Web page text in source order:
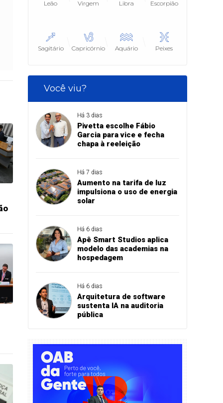
Leão Virgem Libra Escorpião
Sagitário Capricórnio Aquário Peixes
Você viu?
Há 3 dias
Pivetta escolhe Fábio
Garcia para vice e fecha
chapa à reeleição
Há 7 dias
Aumento na tarifa de luz
impulsiona o uso de energia
solar
Há 6 dias
Apê Smart Studios aplica
modelo das academias na
hospedagem
Há 6 dias
Arquitetura de software
sustenta IA na auditoria
pública